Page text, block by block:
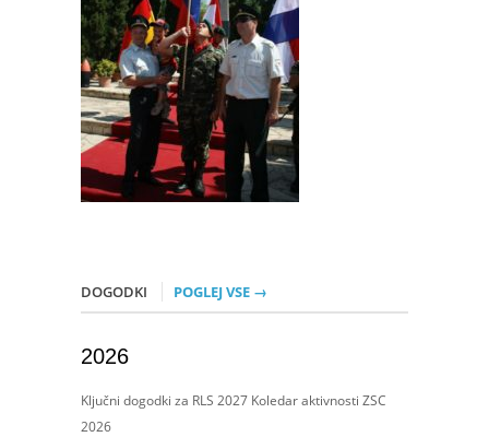
DOGODKI POGLEJ VSE →
2026
Ključni dogodki za RLS 2027 Koledar aktivnosti ZSC
2026